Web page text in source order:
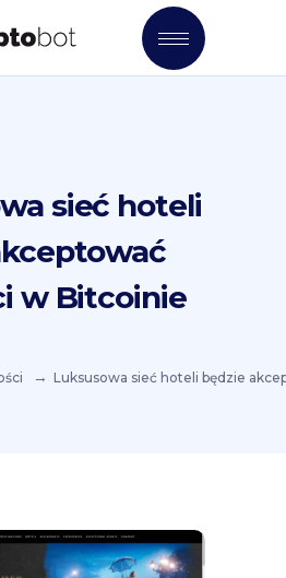
sieć hoteli
w Bitcoinie
Luksusowa sieć hoteli będzie